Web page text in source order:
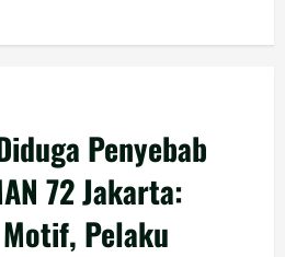
Penyebab
72 Jakarta:
Pelaku